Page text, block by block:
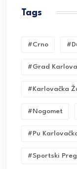
Tags
#crno
#grad
#karlovačka
#nogomet
#pu
#sportski